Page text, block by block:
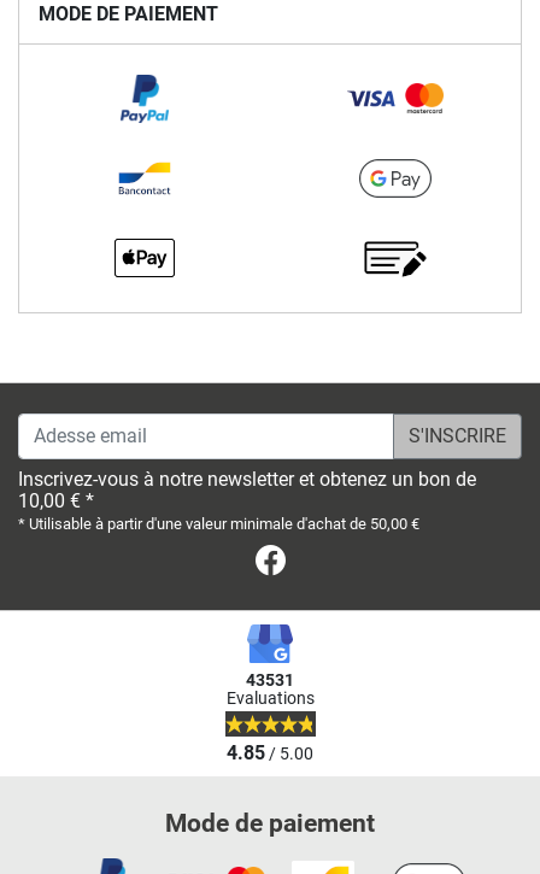
MODE DE PAIEMENT
Adesse email
Inscrivez-vous à notre newsletter et obtenez un bon de
10,00 € *
* Utilisable à partir d'une valeur minimale d'achat de 50,00 €
43531
Evaluations
4.85/ 5.00
Mode de paiement